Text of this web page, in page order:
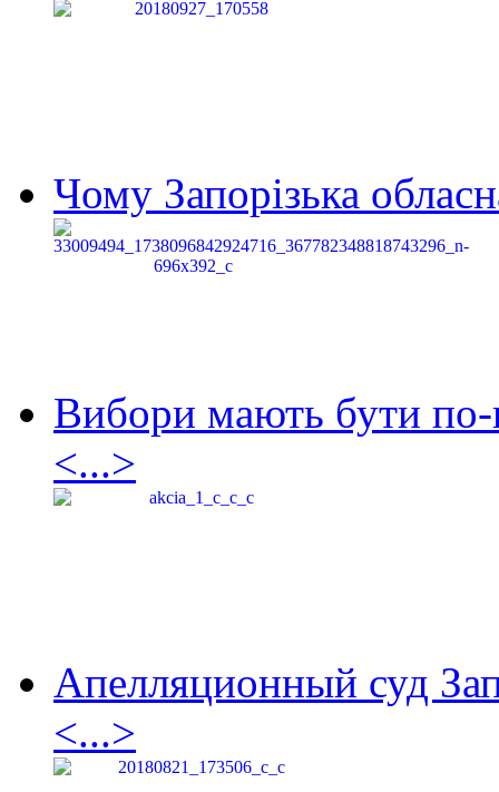
Чому Запорізька
Вибори мають бути по-
<...>
Апелляционный суд
<...>